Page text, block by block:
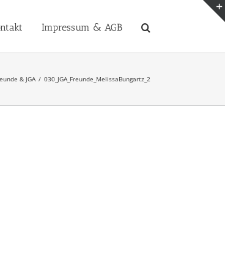
Impressum & AGB
& JGA 030_JGA_Freunde_MelissaBungartz_2